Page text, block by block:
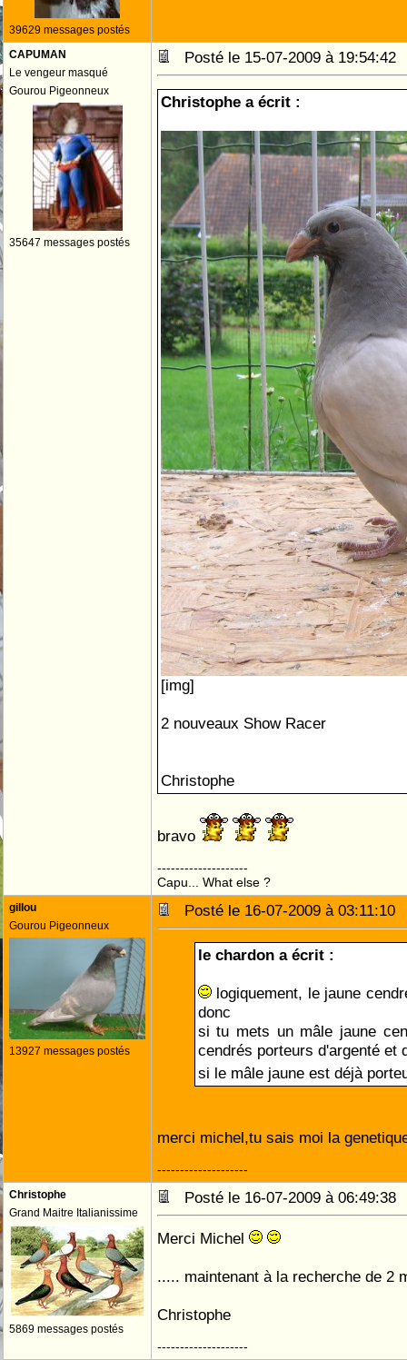
39629 messages postés
CAPUMAN
Le vengeur masqué
Gourou Pigeonneux
35647 messages postés
Posté le 15-07-2009 à
Christophe a écrit :
[img]
2 nouveaux Show Racer
Christophe
bravo
--------------------
Capu... What else ?
gillou
Gourou Pigeonneux
13927 messages postés
Posté le 16-07-2009 à
le chardon a écrit :
logiquement, le jaune
donc
si tu mets un mâle jaune
cendrés porteurs d'argenté et
si le mâle jaune est déjà
merci michel,tu sais moi la
--------------------
Christophe
Grand Maitre Italianissime
5869 messages postés
Posté le 16-07-2009 à
Merci Michel
..... maintenant à la recherche de 2
Christophe
--------------------